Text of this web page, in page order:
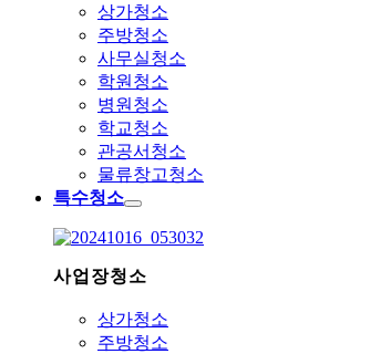
상가청소
주방청소
사무실청소
학원청소
병원청소
학교청소
관공서청소
물류창고청소
특수청소
사업장청소
상가청소
주방청소